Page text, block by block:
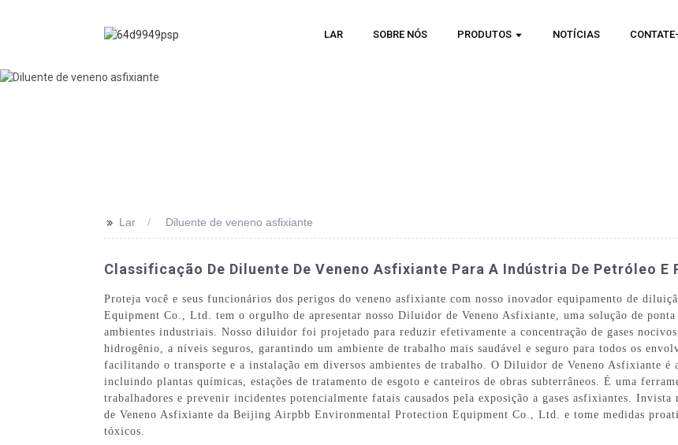
LAR SOBRE NÓS PRODUTOS NOTÍCIAS
>> Lar Diluente de veneno asfixiante
Classificação De Diluente De Veneno Asfixiante Para A Indústria De Petróleo E
Proteja você e seus funcionários dos perigos do veneno asfixiante com nosso inovador equipamento de
Equipment Co., Ltd. tem o orgulho de apresentar nosso Diluidor de Veneno Asfixiante, uma solução de
ambientes industriais. Nosso diluidor foi projetado para reduzir efetivamente a concentração de gases
hidrogênio, a níveis seguros, garantindo um ambiente de trabalho mais saudável e seguro para todos os
facilitando o transporte e a instalação em diversos ambientes de trabalho. O Diluidor de Veneno Asfixiante é
incluindo plantas químicas, estações de tratamento de esgoto e canteiros de obras subterrâneos. É uma
trabalhadores e prevenir incidentes potencialmente fatais causados ​​pela exposição a gases asfixiantes.
de Veneno Asfixiante da Beijing Airpbb Environmental Protection Equipment Co., Ltd. e tome medidas
tóxicos.